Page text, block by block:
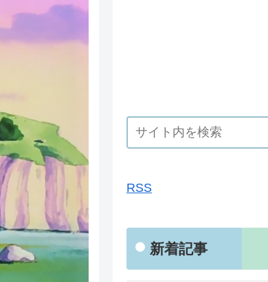
by livedoor 相互RSS
RSS
新着記事